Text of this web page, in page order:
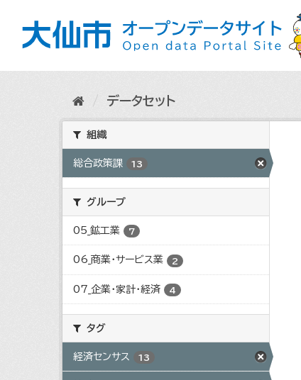
データセット
組織
総合政策課 13
グループ
05_鉱工業 7
06_商業・サービス業 2
07_企業・家計・経済 4
タグ
経済センサス 13